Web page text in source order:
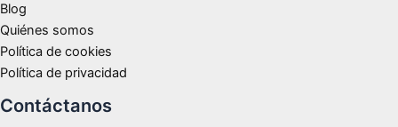
Blog
Quiénes somos
Política de cookies
Política de privacidad
Contáctanos